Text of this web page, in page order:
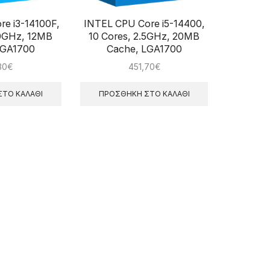
i3-14100F,
12MB
€
ΚΑΛΆΘΙ
INTEL CPU Core i5-14400,
10 Cores, 2.5GHz, 20MB
Cache, LGA1700
451,70€
ΠΡΟΣΘΉΚΗ ΣΤΟ ΚΑΛΆΘΙ